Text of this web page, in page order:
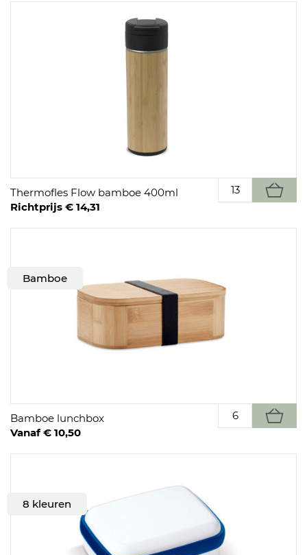
Thermofles Flow bamboe 400ml
Richtprijs € 14,31
Bamboe
Bamboe lunchbox
Vanaf € 10,50
8 kleuren